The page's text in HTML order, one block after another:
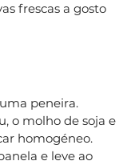
frescas a gosto
peneira.
o molho de soja e
homogéneo.
e leve ao